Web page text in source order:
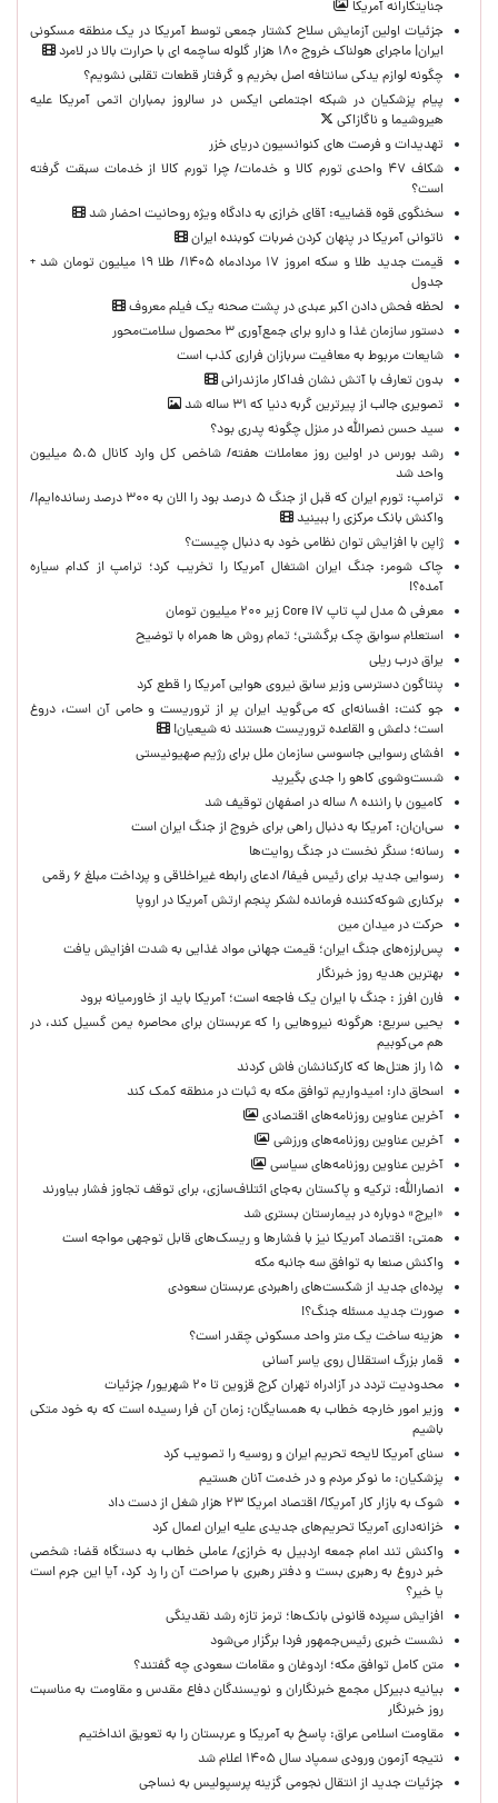
جنایتکارانه آمریکا
جزئیات اولین آزمایش سلاح کشتار جمعی توسط آمریکا در یک منطقه مسکونی
ایران| ماجرای هولناک خروج ۱۸۰ هزار گلوله ساچمه ای با حرارت بالا در لامرد
چگونه لوازم یدکی سانتافه اصل بخریم و گرفتار قطعات تقلبی نشویم؟
پیام پزشکیان در شبکه اجتماعی ایکس در سالروز بمباران اتمی آمریکا علیه
هیروشیما و ناگازاکی
تهدیدات و فرصت های کنوانسیون دریای خزر
شکاف ۴۷ واحدی تورم کالا و خدمات/ چرا تورم کالا از خدمات سبقت گرفته
است؟
سخنگوی قوه قضاییه: آقای خرازی به دادگاه ویژه روحانیت احضار شد
ناتوانی آمریکا در پنهان کردن ضربات کوبنده ایران
قیمت جدید طلا و سکه امروز ۱۷ مردادماه ۱۴۰۵/ طلا ۱۹ میلیون تومان شد +
جدول
لحظه‌ فحش دادن اکبر عبدی در پشت صحنه یک فیلم معروف
دستور سازمان غذا و دارو برای جمع‌آوری ۳ محصول سلامت‌محور
شایعات مربوط به معافیت سربازان فراری کذب است
بدون تعارف با آتش نشان فداکار مازندرانی
تصویری جالب از پیرترین گربه دنیا که ۳۱ ساله شد
سید حسن نصرالله در منزل چگونه پدری بود؟
رشد بورس در اولین روز معاملات هفته/ شاخص کل وارد کانال ۵.۵ میلیون
واحد شد
ترامپ: تورم ایران که قبل از جنگ ۵ درصد بود را الان به ۳۰۰ درصد رسانده‌ایم!/
واکنش بانک مرکزی را ببینید
ژاپن با افزایش توان نظامی خود به دنبال چیست؟
چاک شومر: جنگ ایران اشتغال آمریکا را تخریب کرد؛ ترامپ از کدام سیاره
آمده؟!
معرفی ۵ مدل لپ تاپ Core i۷ زیر ۲۰۰ میلیون تومان
استعلام سوابق چک برگشتی؛ تمام روش ها همراه با توضیح
یراق درب ریلی
پنتاگون دسترسی وزیر سابق نیروی هوایی آمریکا را قطع کرد
جو کنت: افسانه‌ای که می‌گوید ایران پر از تروریست و حامی آن است، دروغ
است؛ داعش و القاعده تروریست هستند نه شیعیان!
افشای رسوایی جاسوسی سازمان ملل برای رژیم صهیونیستی
شست‌وشوی کاهو را جدی بگیرید
کامیون با راننده ۸ ساله در اصفهان توقیف شد
سی‌ان‌ان: آمریکا به دنبال راهی برای خروج از جنگ ایران است
رسانه؛ سنگر نخست در جنگ روایت‌ها
رسوایی جدید برای رئیس فیفا/ ادعای رابطه غیراخلاقی و پرداخت مبلغ ۶ رقمی
برکناری شوکه‌کننده فرمانده لشکر پنجم ارتش آمریکا در اروپا
حركت در ميدان مين
پس‌لرزه‌های جنگ ایران؛ قیمت جهانی مواد غذایی به شدت افزایش یافت
بهترین هدیه روز خبرنگار
فارن افرز : جنگ با ایران یک فاجعه است؛ آمریکا باید از خاورمیانه برود
یحیی سریع: هرگونه نیروهایی را که عربستان برای محاصره یمن گسیل کند، در
هم می‌کوبیم
۱۵ راز هتل‌ها که کارکنانشان فاش کردند
اسحاق دار: امیدواریم توافق مکه به ثبات در منطقه کمک کند
آخرین عناوین روزنامه‌های اقتصادی
آخرین عناوین روزنامه‌های ورزشی
آخرین عناوین روزنامه‌های سیاسی
انصارالله: ترکیه و پاکستان به‌جای ائتلاف‌سازی، برای توقف تجاوز فشار بیاورند
«ایرج» دوباره در بیمارستان بستری شد
همتی: اقتصاد آمریکا نیز با فشارها و ریسک‌های قابل توجهی مواجه است
واکنش صنعا به توافق سه جانبه مکه
پرده‌ای جدید از شکست‌های راهبردی عربستان سعودی
صورت جدید مسئله جنگ؟!
هزینه ساخت یک متر واحد مسکونی چقدر است؟
قمار بزرگ استقلال روی یاسر آسانی
محدودیت تردد در آزادراه تهران کرج قزوین تا ۲۰ شهریور/ جزئیات
وزیر امور خارجه خطاب به همسایگان: زمان آن فرا رسیده است که به خود متکی
باشیم
سنای آمریکا لایحه تحریم ایران و روسیه را تصویب کرد
پزشکیان: ما نوکر مردم و در خدمت آنان هستیم
شوک به بازار کار آمریکا/ اقتصاد امریکا ۲۳ هزار شغل از دست داد
خزانه‌داری آمریکا تحریم‌های جدیدی علیه ایران اعمال کرد
واکنش تند امام جمعه اردبیل به خرازی/ عاملی خطاب به دستگاه قضا: شخصی
خبر دروغ به رهبری بست و دفتر رهبری با صراحت آن را رد کرد، آیا این جرم است
یا خیر؟
افزایش سپرده قانونی بانک‌ها؛ ترمز تازه رشد نقدینگی
نشست خبری رئیس‌جمهور فردا برگزار می‌شود
متن کامل توافق مکه؛ اردوغان و مقامات سعودی چه گفتند؟
بیانیه دبیرکل مجمع خبرنگاران و نویسندگان دفاع مقدس و مقاومت به مناسبت
روز خبرنگار
مقاومت اسلامی عراق: پاسخ به آمریکا و عربستان را به تعویق انداختیم
نتیجه آزمون ورودی سمپاد سال ۱۴۰۵ اعلام شد
جزئیات جدید از انتقال نجومی گزینه پرسپولیس به نساجی